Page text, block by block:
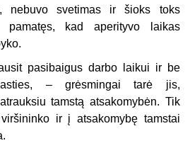
nebuvo svetimas ir šioks toks
pamatęs, kad aperityvo laikas
pasibaigus darbo laikui ir be
– grėsmingai tarė jis,
tamstą atsakomybėn. Tik
ir į atsakomybę tamstai